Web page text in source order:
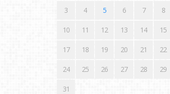
3 4 5 6 7 8
10 11 12 13 14 15
17 18 19 20 21 22
24 25 26 27 28 29
31